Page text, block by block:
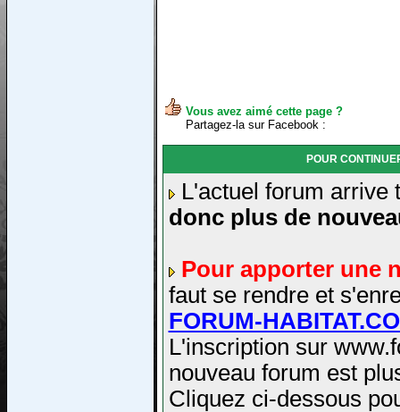
Vous avez aimé cette page ?
Partagez-la sur Facebook :
POUR
L'actuel forum arrive
donc plus de
Pour apporter une
faut se rendre et
FORUM-
L'inscription sur
nouveau forum est
Cliquez ci-dessous